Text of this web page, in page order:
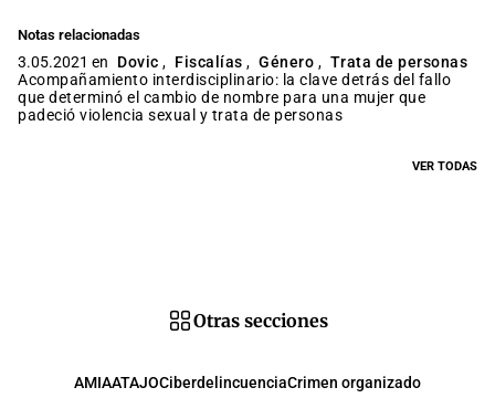
Notas relacionadas
3.05.2021 en Dovic , Fiscalías , Género , Trata de personas
Acompañamiento interdisciplinario: la clave detrás del fallo
que determinó el cambio de nombre para una mujer que
padeció violencia sexual y trata de personas
VER TODAS
Otras secciones
AMIAATAJOCiberdelincuenciaCrimen organizado